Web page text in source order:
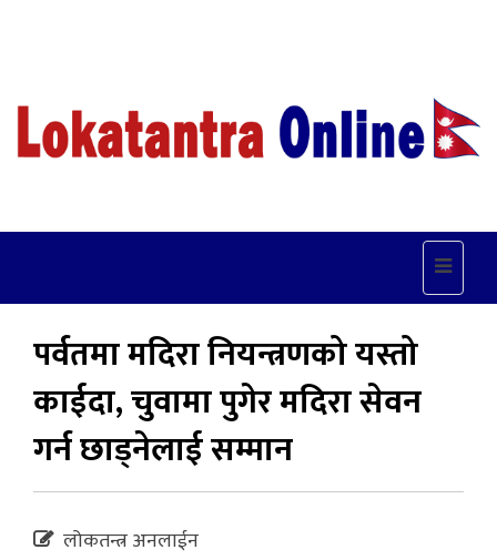
Toggle
पर्वतमा मदिरा नियन्त्रणको यस्तो
काईदा, चुवामा पुगेर मदिरा सेवन
गर्न छाड्नेलाई सम्मान
लोकतन्त्र अनलाईन